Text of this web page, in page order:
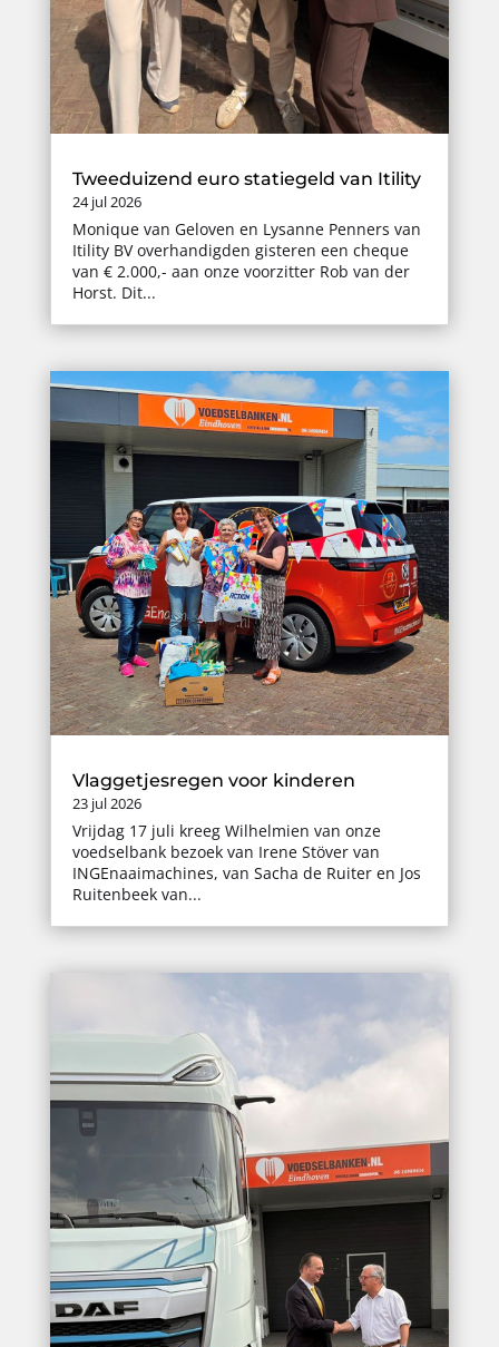
Tweeduizend euro statiegeld van Itility
24 jul 2026
Monique van Geloven en Lysanne Penners van
Itility BV overhandigden gisteren een cheque
van € 2.000,- aan onze voorzitter Rob van der
Horst. Dit...
Vlaggetjesregen voor kinderen
23 jul 2026
Vrijdag 17 juli kreeg Wilhelmien van onze
voedselbank bezoek van Irene Stöver van
INGEnaaimachines, van Sacha de Ruiter en Jos
Ruitenbeek van...